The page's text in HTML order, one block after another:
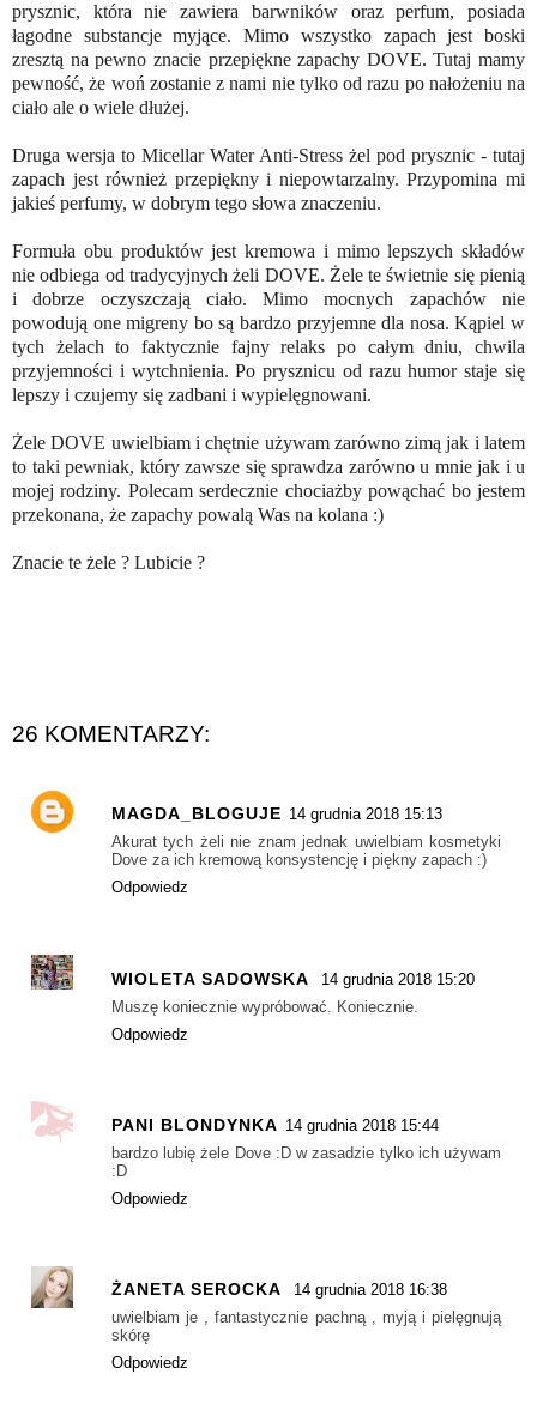
prysznic, która nie zawiera barwników oraz perfum, posiada
łagodne substancje myjące. Mimo wszystko zapach jest boski
zresztą na pewno znacie przepiękne zapachy DOVE. Tutaj mamy
pewność, że woń zostanie z nami nie tylko od razu po nałożeniu na
ciało ale o wiele dłużej.
Druga wersja to Micellar Water Anti-Stress żel pod prysznic - tutaj
zapach jest również przepiękny i niepowtarzalny. Przypomina mi
jakieś perfumy, w dobrym tego słowa znaczeniu.
Formuła obu produktów jest kremowa i mimo lepszych składów
nie odbiega od tradycyjnych żeli DOVE. Żele te świetnie się pienią
i dobrze oczyszczają ciało. Mimo mocnych zapachów nie
powodują one migreny bo są bardzo przyjemne dla nosa. Kąpiel w
tych żelach to faktycznie fajny relaks po całym dniu, chwila
przyjemności i wytchnienia. Po prysznicu od razu humor staje się
lepszy i czujemy się zadbani i wypielęgnowani.
Żele DOVE uwielbiam i chętnie używam zarówno zimą jak i latem
to taki pewniak, który zawsze się sprawdza zarówno u mnie jak i u
mojej rodziny. Polecam serdecznie chociażby powąchać bo jestem
przekonana, że zapachy powalą Was na kolana :)
Znacie te żele ? Lubicie ?
26 KOMENTARZY:
MAGDA_BLOGUJE 14 grudnia 2018 15:13
Akurat tych żeli nie znam jednak uwielbiam kosmetyki
Dove za ich kremową konsystencję i piękny zapach :)
Odpowiedz
WIOLETA SADOWSKA
14 grudnia 2018 15:20
Muszę koniecznie wypróbować. Koniecznie.
Odpowiedz
PANI BLONDYNKA 14 grudnia 2018 15:44
bardzo lubię żele Dove :D w zasadzie tylko ich używam
:D
Odpowiedz
ŻANETA SEROCKA
14 grudnia 2018 16:38
uwielbiam je , fantastycznie pachną , myją i pielęgnują
skórę
Odpowiedz